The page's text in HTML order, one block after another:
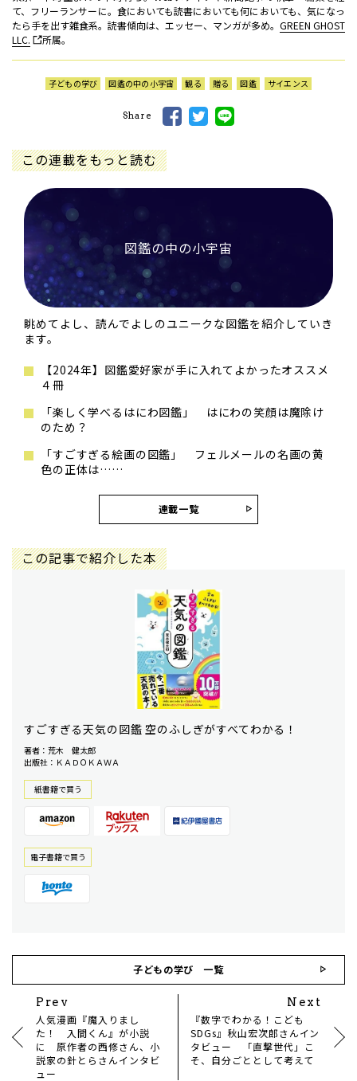
て、フリーランサーに。食においても読書においても何においても、気になっ
たら手を出す雑食系。読書傾向は、エッセー、マンガが多め。 GREEN GHOST
LLC.
所属。
子どもの学び 図鑑の中の小宇宙 観る 贈る 図鑑 サイエンス
Share
この連載をもっと読む
図鑑の中の小宇宙
眺めてよし、読んでよしのユニークな図鑑を紹介していき
ます。
【2024年】図鑑愛好家が手に入れてよかったオススメ
４冊
「楽しく学べるはにわ図鑑」 はにわの笑顔は魔除け
のため？
「すごすぎる絵画の図鑑」 フェルメールの名画の黄
色の正体は……
連載一覧
この記事で紹介した本
すごすぎる天気の図鑑 空のふしぎがすべてわかる！
著者：荒木 健太郎
出版社：ＫＡＤＯＫＡＷＡ
紙書籍で買う
電⼦書籍で買う
子どもの学び 一覧
Prev
人気漫画『魔入りまし
た！ 入間くん』が小説
に 原作者の西修さん、小
説家の針とらさんインタビ
ュー
Next
『数字でわかる！こども
SDGs』秋山宏次郎さんイン
タビュー 「直撃世代」こ
そ、自分ごととして考えて